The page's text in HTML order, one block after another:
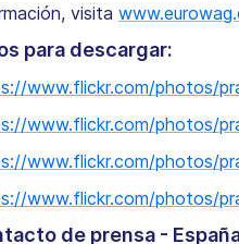
visita
para descargar:
www.flickr.com/photos/
www.flickr.com/photos/
www.flickr.com/photos/
www.flickr.com/photos/
de prensa -